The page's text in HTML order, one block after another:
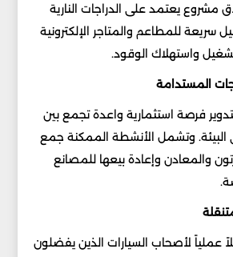
مشروع يعتمد على الدراجات النارية
سريعة للمطاعم والمتاجر الإلكترونية
واستهلاك الوقود.
المستدامة
فرصة استثمارية واعدة تجمع بين
البيئة. وتشمل الأنشطة الممكنة جمع
والمعادن وإعادة بيعها للمصانع
عملياً لأصحاب السيارات الذين يفضلون